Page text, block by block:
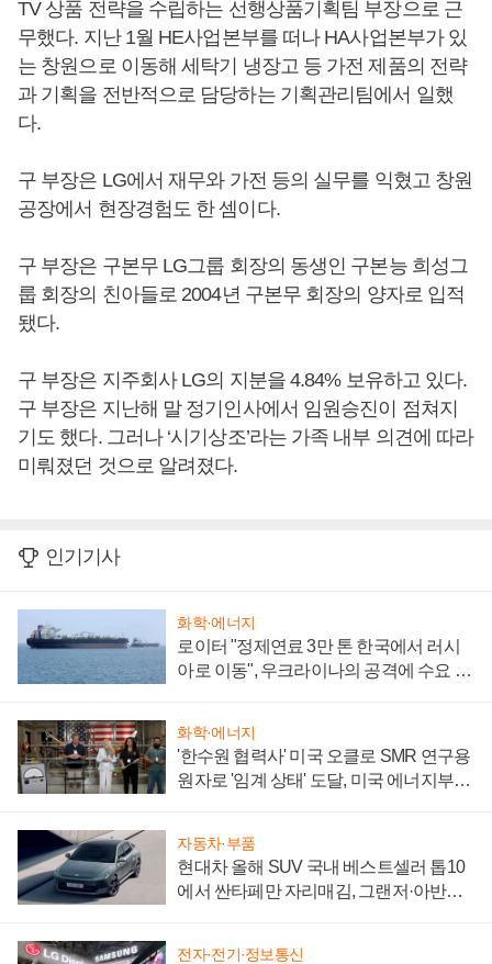
TV 상품 전략을 수립하는 선행상품기획팀 부장으로 근
무했다. 지난 1월 HE사업본부를 떠나 HA사업본부가 있
는 창원으로 이동해 세탁기 냉장고 등 가전 제품의 전략
과 기획을 전반적으로 담당하는 기획관리팀에서 일했
다.
구 부장은 LG에서 재무와 가전 등의 실무를 익혔고 창원
공장에서 현장경험도 한 셈이다.
구 부장은 구본무 LG그룹 회장의 동생인 구본능 희성그
룹 회장의 친아들로 2004년 구본무 회장의 양자로 입적
됐다.
구 부장은 지주회사 LG의 지분을 4.84% 보유하고 있다.
구 부장은 지난해 말 정기인사에서 임원승진이 점쳐지
기도 했다. 그러나 ‘시기상조’라는 가족 내부 의견에 따라
미뤄졌던 것으로 알려졌다.
인기기사
화학·에너지
로이터 "정제연료 3만 톤 한국에서 러시
아로 이동", 우크라이나의 공격에 수요 늘
화학·에너지
'한수원 협력사' 미국 오클로 SMR 연구용
원자로 '임계 상태' 도달, 미국 에너지부
자동차·부품
현대차 올해 SUV 국내 베스트셀러 톱10
에서 싼타페만 자리매김, 그랜저·아반떼
전자·전기·정보통신